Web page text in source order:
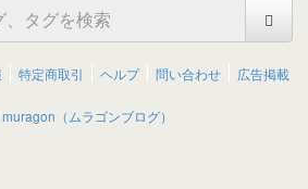
特定商取引 ヘルプ 問い合わせ 広告掲載
muragon（ムラゴンブログ）